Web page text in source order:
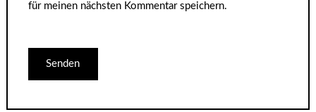
für meinen nächsten Kommentar speichern.